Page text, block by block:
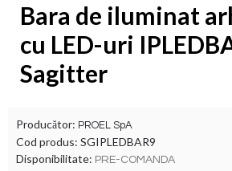
Bara de iluminat
cu LED-uri
Sagitter
Producător: PROEL SpA
Cod produs: SGIPLEDBAR9
Disponibilitate: PRE-COMANDA